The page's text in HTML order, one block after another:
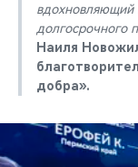
вдохновляющий
долгосрочного
Наиля
добра».